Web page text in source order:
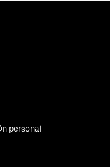
personal